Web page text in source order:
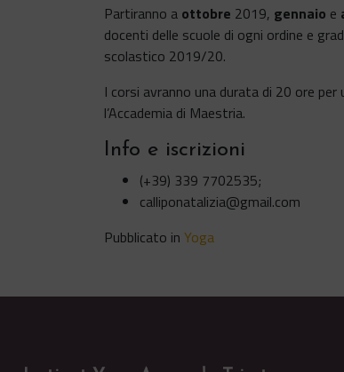
Partiranno a ottobre 2019, gennaio e
docenti delle scuole di ogni ordine e
scolastico 2019/20.
I corsi avranno una durata di 20 ore
l’Accademia di Maestria.
Info e iscrizioni
(+39) 339 7702535;
calliponatalizia@gmail.com
Pubblicato in Yoga